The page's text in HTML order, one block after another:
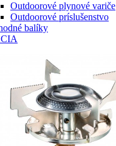
Outdoorové plynové variče
Outdoorové príslušenstvo
balíky